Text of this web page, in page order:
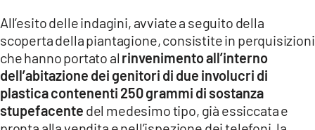
All’esito delle indagini, avviate a seguito della
scoperta della piantagione, consistite in perquisizioni
che hanno portato al rinvenimento all’interno
dell’abitazione dei genitori di due involucri di
plastica contenenti 250 grammi di sostanza
stupefacente del medesimo tipo, già essiccata e